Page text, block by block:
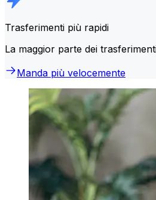
Trasferimenti più rapidi
La maggior parte dei
Manda più velocemente